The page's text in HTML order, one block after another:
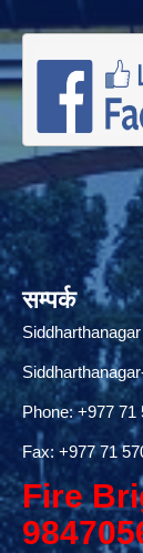
सम्पर्क
Phone:+977 71
Fax: +977 71
Fire